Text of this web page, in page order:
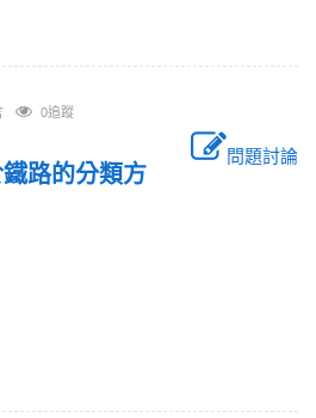
0追蹤
問題討論
路的分類方